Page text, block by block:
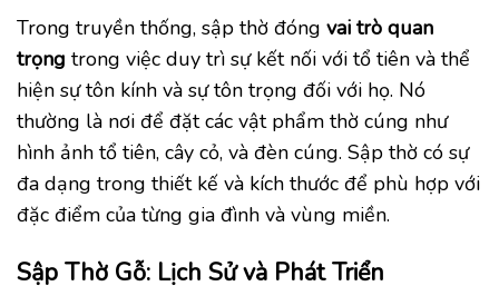
Trong truyền thống, sập thờ đóng vai trò quan
trọng trong việc duy trì sự kết nối với tổ tiên và thể
hiện sự tôn kính và sự tôn trọng đối với họ. Nó
thường là nơi để đặt các vật phẩm thờ cúng như
hình ảnh tổ tiên, cây cỏ, và đèn cúng. Sập thờ có sự
đa dạng trong thiết kế và kích thước để phù hợp với
đặc điểm của từng gia đình và vùng miền.
Sập Thờ Gỗ: Lịch Sử và Phát Triển